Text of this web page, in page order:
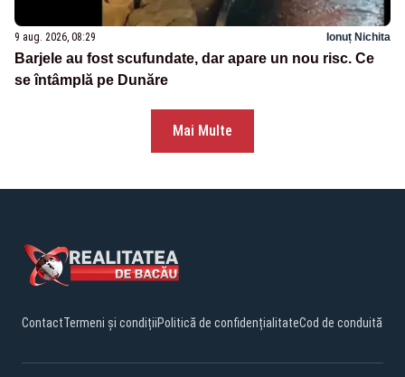
9 aug. 2026, 08:29 Ionuț Nichita
Barjele au fost scufundate, dar apare un nou risc. Ce
se întâmplă pe Dunăre
Mai Multe
ContactTermeni și condițiiPolitică de confidențialitateCod de conduită